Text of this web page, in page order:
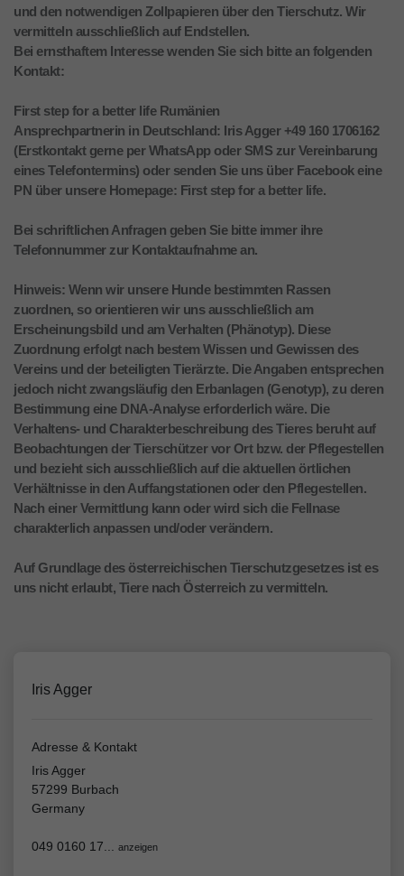
und den notwendigen Zollpapieren über den Tierschutz. Wir
vermitteln ausschließlich auf Endstellen.
Bei ernsthaftem Interesse wenden Sie sich bitte an folgenden
Kontakt:
First step for a better life Rumänien
Ansprechpartnerin in Deutschland: Iris Agger +49 160 1706162
(Erstkontakt gerne per WhatsApp oder SMS zur Vereinbarung
eines Telefontermins) oder senden Sie uns über Facebook eine
PN über unsere Homepage: First step for a better life.
Bei schriftlichen Anfragen geben Sie bitte immer ihre
Telefonnummer zur Kontaktaufnahme an.
Hinweis: Wenn wir unsere Hunde bestimmten Rassen
zuordnen, so orientieren wir uns ausschließlich am
Erscheinungsbild und am Verhalten (Phänotyp). Diese
Zuordnung erfolgt nach bestem Wissen und Gewissen des
Vereins und der beteiligten Tierärzte. Die Angaben entsprechen
jedoch nicht zwangsläufig den Erbanlagen (Genotyp), zu deren
Bestimmung eine DNA-Analyse erforderlich wäre. Die
Verhaltens- und Charakterbeschreibung des Tieres beruht auf
Beobachtungen der Tierschützer vor Ort bzw. der Pflegestellen
und bezieht sich ausschließlich auf die aktuellen örtlichen
Verhältnisse in den Auffangstationen oder den Pflegestellen.
Nach einer Vermittlung kann oder wird sich die Fellnase
charakterlich anpassen und/oder verändern.
Auf Grundlage des österreichischen Tierschutzgesetzes ist es
uns nicht erlaubt, Tiere nach Österreich zu vermitteln.
Iris Agger
Adresse & Kontakt
Iris Agger
57299 Burbach
Germany
049 0160 17... anzeigen